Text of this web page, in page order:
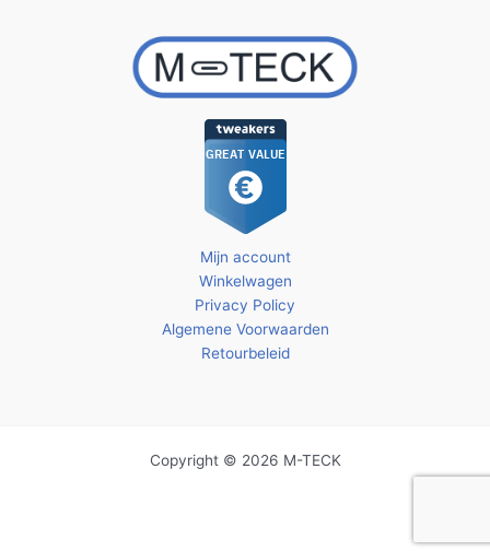
Mijn account
Winkelwagen
Privacy Policy
Algemene Voorwaarden
Retourbeleid
Copyright © 2026 M-TECK